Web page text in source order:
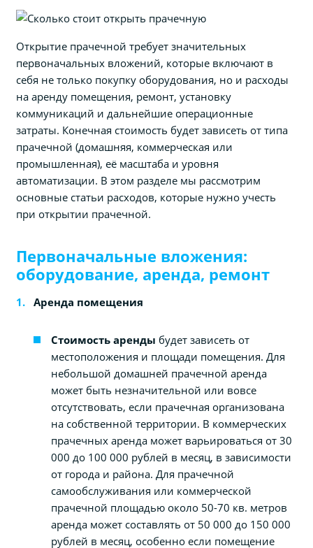
Открытие прачечной требует значительных
первоначальных вложений, которые включают в
себя не только покупку оборудования, но и расходы
на аренду помещения, ремонт, установку
коммуникаций и дальнейшие операционные
затраты. Конечная стоимость будет зависеть от типа
прачечной (домашняя, коммерческая или
промышленная), её масштаба и уровня
автоматизации. В этом разделе мы рассмотрим
основные статьи расходов, которые нужно учесть
при открытии прачечной.
Первоначальные вложения:
оборудование, аренда, ремонт
Аренда помещения
Стоимость аренды будет зависеть от
местоположения и площади помещения. Для
небольшой домашней прачечной аренда
может быть незначительной или вовсе
отсутствовать, если прачечная организована
на собственной территории. В коммерческих
прачечных аренда может варьироваться от 30
000 до 100 000 рублей в месяц, в зависимости
от города и района. Для прачечной
самообслуживания или коммерческой
прачечной площадью около 50-70 кв. метров
аренда может составлять от 50 000 до 150 000
рублей в месяц, особенно если помещение